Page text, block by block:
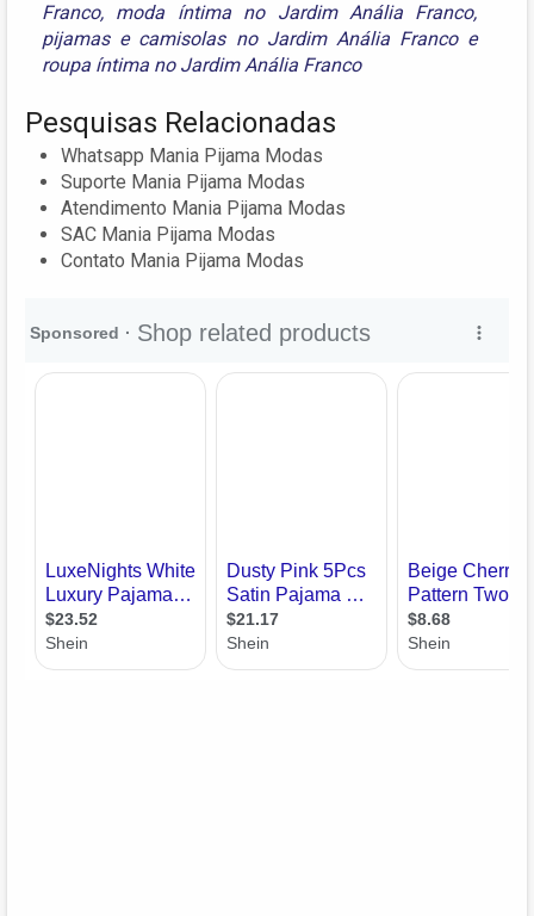
Franco, moda íntima no Jardim Anália Franco,
pijamas e camisolas no Jardim Anália Francoe
roupa íntima no Jardim Anália Franco
Pesquisas Relacionadas
Whatsapp Mania Pijama Modas
Suporte Mania Pijama Modas
Atendimento Mania Pijama Modas
SAC Mania Pijama Modas
Contato Mania Pijama Modas